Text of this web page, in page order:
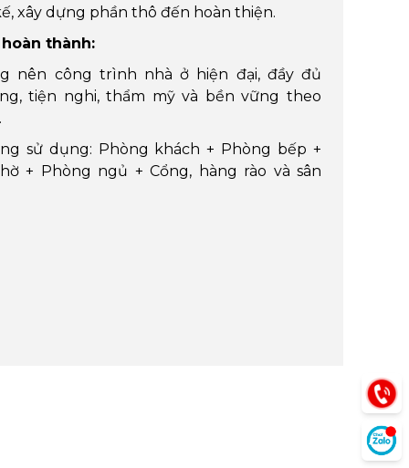
xây dựng phần thô đến hoàn thiện.
thành:
nên công trình nhà ở hiện đại, đầy đủ
tiện nghi, thẩm mỹ và bền vững theo
sử dụng: Phòng khách + Phòng bếp +
+ Phòng ngủ + Cổng, hàng rào và sân